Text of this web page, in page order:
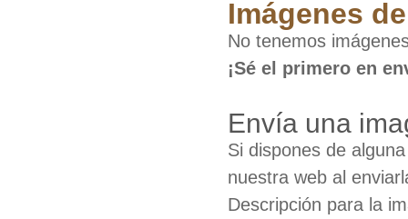
Imágenes
No tenemos
¡Sé el primero en
Envía una
Si dispones de
nuestra web al
Descripción para la